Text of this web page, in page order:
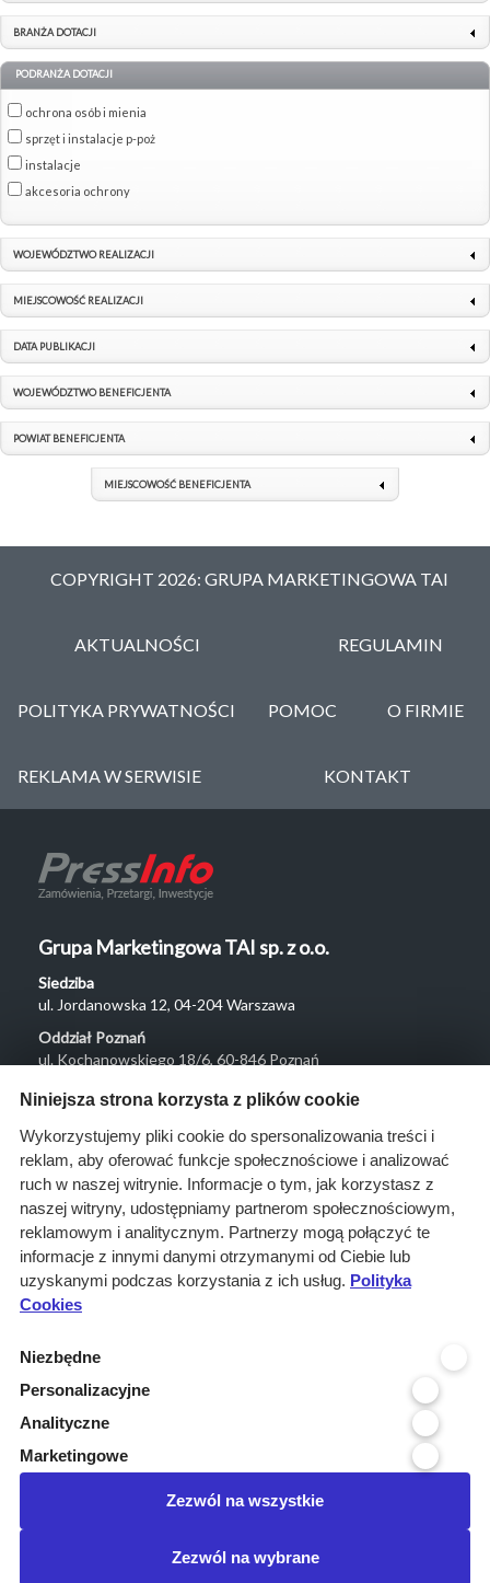
BRANŻA DOTACJI
PODRANŻA DOTACJI
ochrona osób i mienia
sprzęt i instalacje p-poż
instalacje
akcesoria ochrony
WOJEWÓDZTWO REALIZACJI
MIEJSCOWOŚĆ REALIZACJI
DATA PUBLIKACJI
WOJEWÓDZTWO BENEFICJENTA
POWIAT BENEFICJENTA
MIEJSCOWOŚĆ BENEFICJENTA
COPYRIGHT 2026: GRUPA MARKETINGOWA TAI
AKTUALNOŚCI REGULAMIN
POLITYKA PRYWATNOŚCI POMOC O FIRMIE
REKLAMA W SERWISIE KONTAKT
Grupa Marketingowa TAI sp. z o.o.
Siedziba
ul. Jordanowska 12, 04-204 Warszawa
Oddział Poznań
ul. Kochanowskiego 18/6, 60-846 Poznań
Menu
O nas
Rozwiązania
Monitoring
przetargów
Raporty
przetargowe
Kontakt
Kontakt
Infolinia 800 800 707
kontakt@pressinfo.pl
Niniejsza strona korzysta z plików cookie
Wykorzystujemy pliki cookie do spersonalizowania treści i
reklam, aby oferować funkcje społecznościowe i analizować
ruch w naszej witrynie. Informacje o tym, jak korzystasz z
naszej witryny, udostępniamy partnerom społecznościowym,
reklamowym i analitycznym. Partnerzy mogą połączyć te
informacje z innymi danymi otrzymanymi od Ciebie lub
uzyskanymi podczas korzystania z ich usług. Polityka
Cookies
Niezbędne
Personalizacyjne
Analityczne
Marketingowe
Zezwól na wszystkie
Zezwól na wybrane